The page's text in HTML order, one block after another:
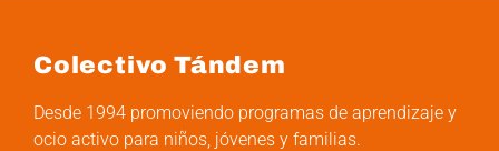
Colectivo Tándem
Desde 1994 promoviendo programas de aprendizaje y
ocio activo para niños, jóvenes y familias.